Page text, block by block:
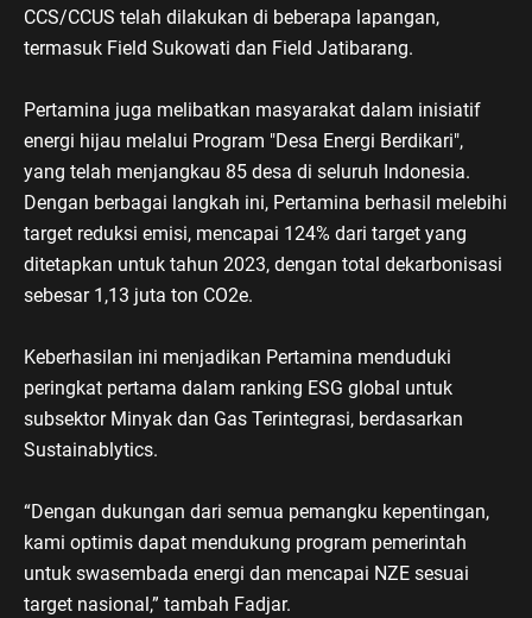
CCS/CCUS telah dilakukan di beberapa lapangan,
termasuk Field Sukowati dan Field Jatibarang.
Pertamina juga melibatkan masyarakat dalam inisiatif
energi hijau melalui Program "Desa Energi Berdikari",
yang telah menjangkau 85 desa di seluruh Indonesia.
Dengan berbagai langkah ini, Pertamina berhasil melebihi
target reduksi emisi, mencapai 124% dari target yang
ditetapkan untuk tahun 2023, dengan total dekarbonisasi
sebesar 1,13 juta ton CO2e.
Keberhasilan ini menjadikan Pertamina menduduki
peringkat pertama dalam ranking ESG global untuk
subsektor Minyak dan Gas Terintegrasi, berdasarkan
Sustainablytics.
“Dengan dukungan dari semua pemangku kepentingan,
kami optimis dapat mendukung program pemerintah
untuk swasembada energi dan mencapai NZE sesuai
target nasional,” tambah Fadjar.